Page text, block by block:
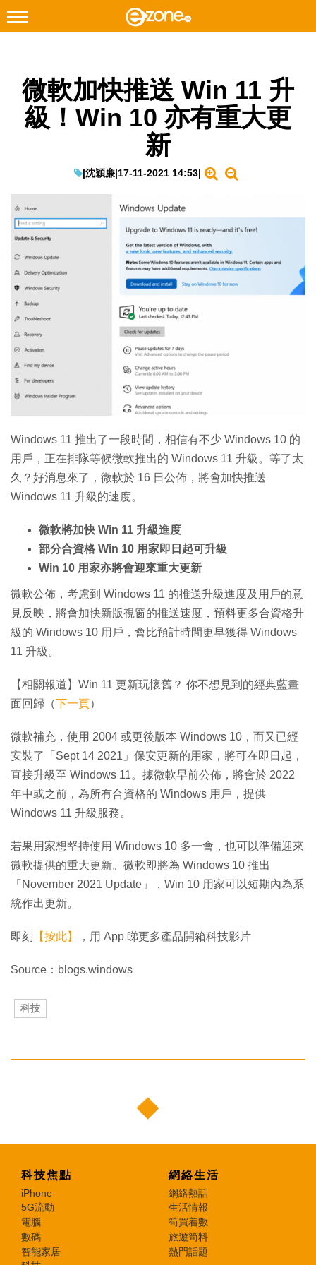
Facebook Instagram
科技焦點
教學評測
EduTech
IT Times
生成式AI與雲端應用
Enterprise Digital Transformation
特集
微軟加快推送 Win 11 升
級！Win 10 亦有重大更
新
|沈穎廉|17-11-2021 14:53|
Windows 11 推出了一段時間，相信有不少 Windows 10 的
用戶，正在排隊等候微軟推出的 Windows 11 升級。等了太
久？好消息來了，微軟於 16 日公佈，將會加快推送
Windows 11 升級的速度。
微軟將加快 Win 11 升級進度
部分合資格 Win 10 用家即日起可升級
Win 10 用家亦將會迎來重大更新
微軟公佈，考慮到 Windows 11 的推送升級進度及用戶的意
見反映，將會加快新版視窗的推送速度，預料更多合資格升
級的 Windows 10 用戶，會比預計時間更早獲得 Windows
11 升級。
【相關報道】Win 11 更新玩懷舊？ 你不想見到的經典藍畫
面回歸（下一頁）
微軟補充，使用 2004 或更後版本 Windows 10，而又已經
安裝了「Sept 14 2021」保安更新的用家，將可在即日起，
直接升級至 Windows 11。據微軟早前公佈，將會於 2022
年中或之前，為所有合資格的 Windows 用戶，提供
Windows 11 升級服務。
若果用家想堅持使用 Windows 10 多一會，也可以準備迎來
微軟提供的重大更新。微軟即將為 Windows 10 推出
「November 2021 Update」，Win 10 用家可以短期內為系
統作出更新。
即刻 【按此】 ，用 App 睇更多產品開箱科技影片
Source：blogs.windows
科技
科技焦點
iPhone
5G流動
電腦
數碼
智能家居
網絡生活
網絡熱話
生活情報
筍買着數
旅遊筍料
熱門話題